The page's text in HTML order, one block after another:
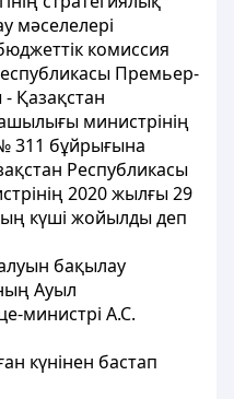
мәселелері
комиссия
Премьер-
Қазақстан
министрінің
311 бұйрығына
Республикасы
2020 жылғы 29
күші жойылды деп
бақылау
Ауыл
министрі А.С.
күнінен бастап